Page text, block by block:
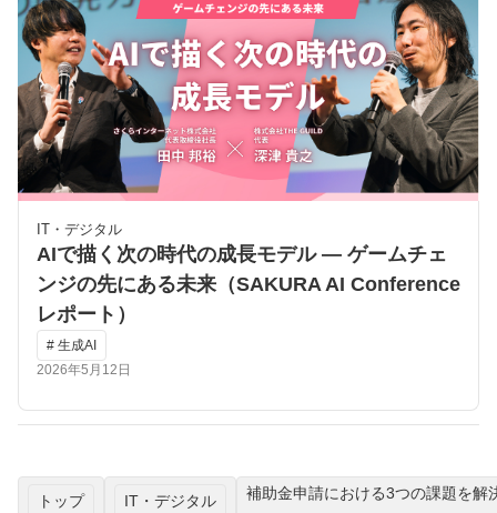
IT・デジタル
AIで描く次の時代の成長モデル ― ゲームチェ
ンジの先にある未来（SAKURA AI Conference
レポート）
# 生成AI
2026年5月12日
トップ IT・デジタル 補助金申請における3つの課題を解